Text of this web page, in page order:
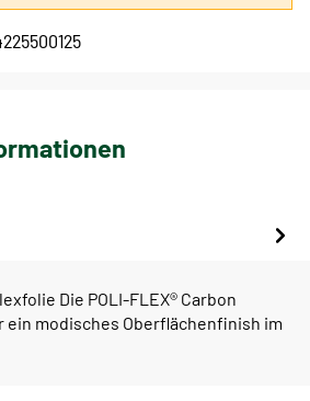
Die POLI-FLEX® Carbon
modisches Oberflächenfinish im